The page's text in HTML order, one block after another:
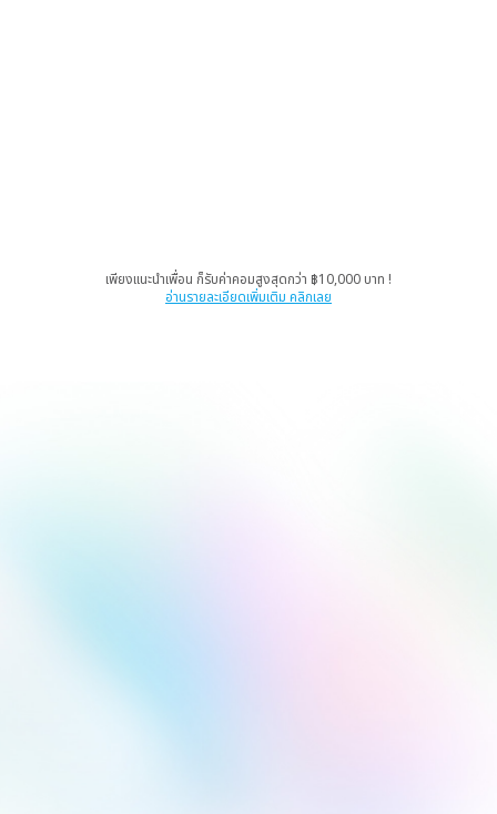
เพียงแนะนำเพื่อน ก็รับค่าคอมสูงสุดกว่า ฿10,000 บาท !
อ่านรายละเอียดเพิ่มเติม คลิกเลย